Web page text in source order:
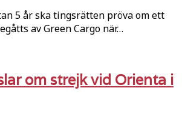
5 år ska tingsrätten pröva om ett
av Green Cargo när…
om strejk vid Orienta i